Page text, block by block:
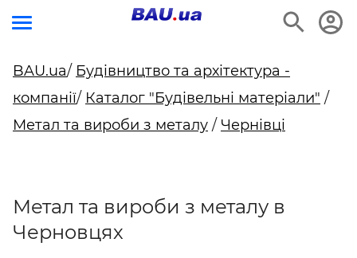
BAU.ua/ Будівництво та архітектура -
компанії/ Каталог "Будівельні матеріали" /
Метал та вироби з металу / Чернівці
Метал та вироби з металу в
Черновцях